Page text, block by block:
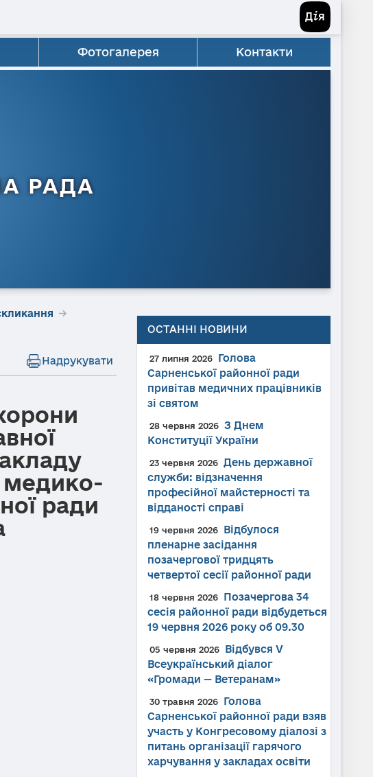
Фотогалерея Контакти
РАДА
→
Надрукувати
медико-
ради
ОСТАННІ НОВИНИ
27 липня 2026
Голова
Сарненської районної ради
привітав медичних працівників
зі святом
28 червня 2026
З Днем
Конституції України
23 червня 2026
День державної
служби: відзначення
професійної майстерності та
відданості справі
19 червня 2026
Відбулося
пленарне засідання
позачергової тридцять
четвертої сесії районної ради
18 червня 2026
Позачергова 34
сесія районної ради відбудеться
19 червня 2026 року об 09.30
05 червня 2026
Відбувся V
Всеукраїнський діалог
«Громади — Ветеранам»
30 травня 2026
Голова
Сарненської районної ради взяв
участь у Конгресовому діалозі з
питань організації гарячого
харчування у закладах освіти